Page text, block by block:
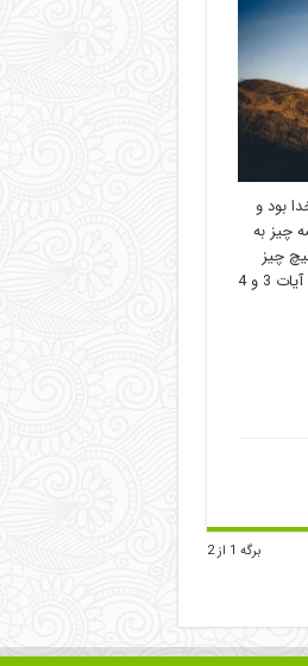
خدا بود و
2همان در آغاز با خدا بود. 3همه چیز به
چیز
بدون او پدیدار نگشت. 4در او حیات بود#1‏:4 آیات 3 و 4
برگه 1 از 2